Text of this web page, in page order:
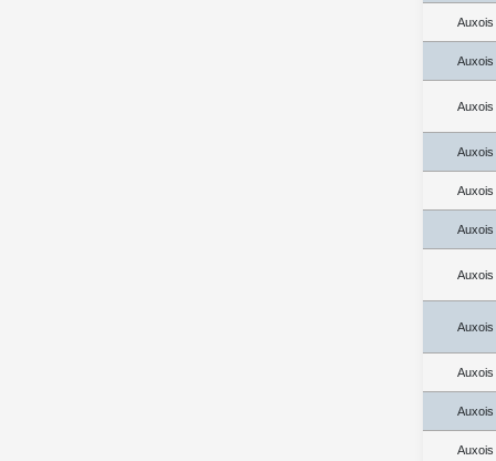
Auxois
Auxois
Auxois
Auxois
Auxois
Auxois
Auxois
Auxois
Auxois
Auxois
Auxois